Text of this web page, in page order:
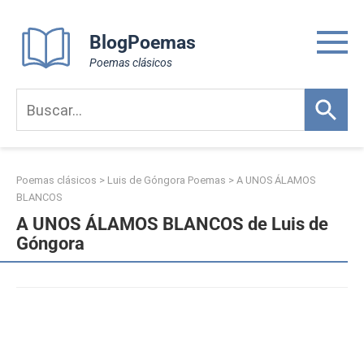
content
BlogPoemas
Poemas clásicos
Poemas clásicos > Luis de Góngora Poemas > A UNOS ÁLAMOS
BLANCOS
A UNOS ÁLAMOS BLANCOS de Luis de
Góngora